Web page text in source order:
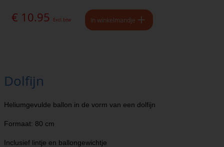
€ 10.95 Excl. btw In winkelmandje
Dolfijn
Heliumgevulde ballon in de vorm van een dolfijn
Formaat: 80 cm
Inclusief lintje en ballongewichtje